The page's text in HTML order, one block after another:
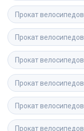
Прокат велосипедов
Прокат велосипедов
Прокат велосипедов
Прокат велосипедов
Прокат велосипедов
Прокат велосипедов